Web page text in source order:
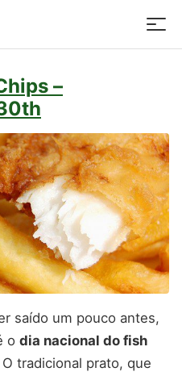
–
saído um pouco antes,
o dia nacional do fish
tradicional prato, que